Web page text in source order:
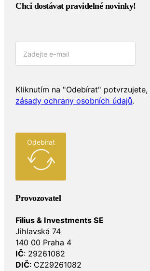
Chci dostávat pravidelné novinky!​
Kliknutím na "Odebírat"
zásady ochrany osobních údajů.
Odebírat
Provozovatel
Filius & Investments SE
Jihlavská 74
140 00 Praha 4
IČ: 29261082
DIČ: CZ29261082